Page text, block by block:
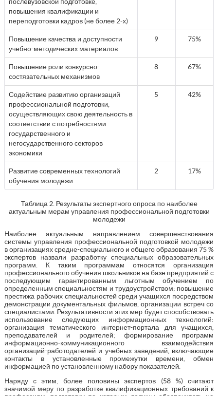
повышения квалификации и
переподготовки кадров (не более 2-х)
Повышение качества и доступности
учебно-методических материалов
9 75%
Повышение роли конкурсно-
состязательных механизмов
8 67%
Содействие развитию организаций
профессиональной подготовки,
осуществляющих свою деятельность в
соответствии с потребностями
государственного и
негосударственного секторов
экономики
5 42%
Развитие современных технологий
обучения молодежи
2 17%
Таблица 2. Результаты экспертного опроса по наиболее
актуальным мерам управления профессиональной подготовки
молодежи
Наиболее актуальным направлением совершенствования
системы управления профессиональной подготовкой молодежи
в организациях средне-специального и общего образования 75 %
экспертов назвали разработку специальных образовательных
программ. К таким программам относятся организация
профессионального обучения школьников на базе предприятий с
последующим гарантированным льготным обучением по
определенным специальностям и трудоустройством; повышение
престижа рабочих специальностей среди учащихся посредством
демонстрации документальных фильмов, организации встреч со
специалистами. Результативности этих мер будет способствовать
использование следующих информационных технологий:
организация тематического интернет-портала для учащихся,
преподавателей и родителей; формирование программ
информационно-коммуникационного взаимодействия
организаций-работодателей и учебных заведений, включающие
контакты в установленные промежутки времени, обмен
информацией по установленному набору показателей.
Наряду с этим, более половины экспертов (58 %) считают
значимой меру по разработке квалификационных требований к